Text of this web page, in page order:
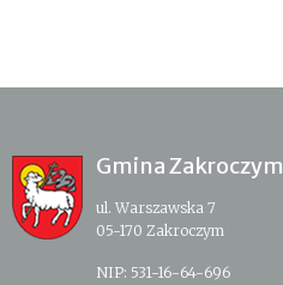
Gmina Zakroczym
ul. Warszawska 7
05-170 Zakroczym
NIP: 531-16-64-696